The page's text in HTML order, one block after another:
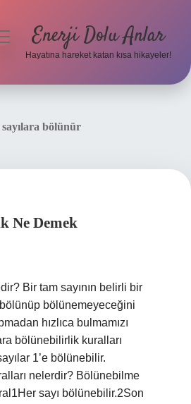
Enerji Dolu Anlar
Hayatına hareket katan kısa hikayeler!
sayılara bölünür
Ne Demek
Bir tam sayının belirli bir
bölünüp bölünemeyeceğini
hızlıca bulmamızı
bölünebilirlik kuralları
1’e bölünebilir.
nelerdir? Bölünebilme
sayı bölünebilir.2Son